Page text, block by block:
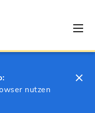
nutzen